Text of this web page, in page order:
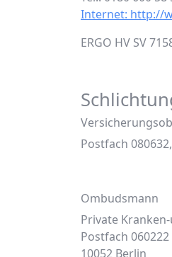
Internet: http://
ERGO HV SV
Postfach
Ombudsmann
Private
Postfach 060222
10052 Berlin